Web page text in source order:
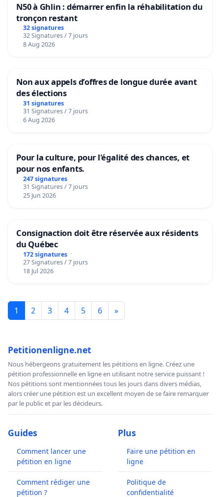
N50 à Ghlin : démarrer enfin la réhabilitation du
tronçon restant
32 signatures
32 Signatures / 7 jours
8 Aug 2026
Non aux appels d’offres de longue durée avant
des élections
31 signatures
31 Signatures / 7 jours
6 Aug 2026
Pour la culture, pour l'égalité des chances, et
pour nos enfants.
247 signatures
31 Signatures / 7 jours
25 Jun 2026
Consignaction doit être réservée aux résidents
du Québec
172 signatures
27 Signatures / 7 jours
18 Jul 2026
1 2 3 4 5 6 »
Petitionenligne.net
Nous hébergeons gratuitement les pétitions en ligne. Créez une
pétition professionnelle en ligne en utilisant notre service puissant !
Nos pétitions sont mentionnées tous les jours dans divers médias,
alors créer une pétition est un excellent moyen de se faire remarquer
par le public et par les décideurs.
Guides
Comment lancer une
pétition en ligne
Comment rédiger une
pétition ?
Plus
Faire une pétition en
ligne
Politique de
confidentialité